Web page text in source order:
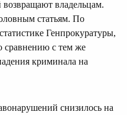
владельцам.
статьям. По
Генпрокуратуры,
сравнению с тем же
криминала на
снизилось на